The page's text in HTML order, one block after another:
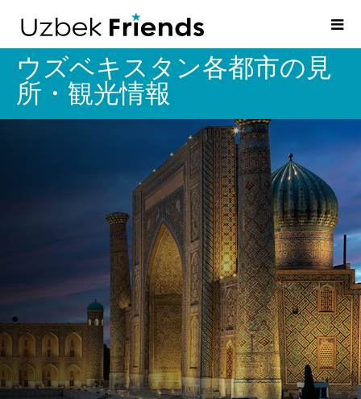
ウズベキスタン各都市の見
所・観光情報